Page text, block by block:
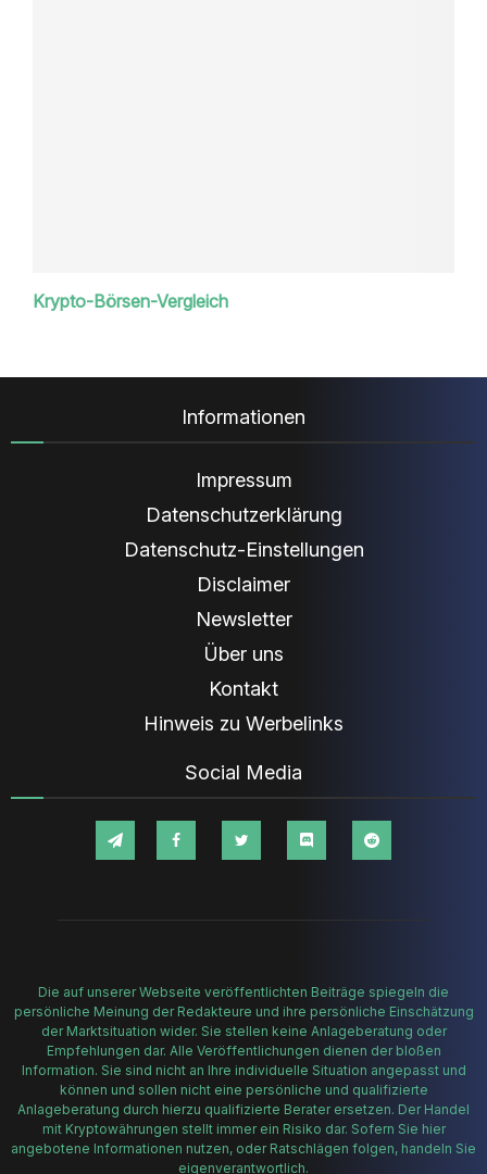
Krypto-Börsen-Vergleich
Informationen
Impressum
Datenschutzerklärung
Datenschutz-Einstellungen
Disclaimer
Newsletter
Über uns
Kontakt
Hinweis zu Werbelinks
Social Media
Die auf unserer Webseite veröffentlichten Beiträge spiegeln die
persönliche Meinung der Redakteure und ihre persönliche Einschätzung
der Marktsituation wider. Sie stellen keine Anlageberatung oder
Empfehlungen dar. Alle Veröffentlichungen dienen der bloßen
Information. Sie sind nicht an Ihre individuelle Situation angepasst und
können und sollen nicht eine persönliche und qualifizierte
Anlageberatung durch hierzu qualifizierte Berater ersetzen. Der Handel
mit Kryptowährungen stellt immer ein Risiko dar. Sofern Sie hier
angebotene Informationen nutzen, oder Ratschlägen folgen, handeln Sie
eigenverantwortlich.